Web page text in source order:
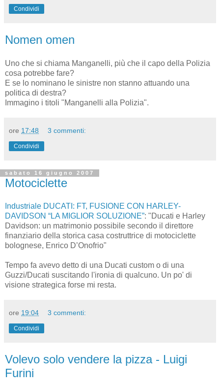
Condividi
Nomen omen
Uno che si chiama Manganelli, più che il capo della Polizia
cosa potrebbe fare?
E se lo nominano le sinistre non stanno attuando una
politica di destra?
Immagino i titoli "Manganelli alla Polizia".
ore 17:48 3 commenti:
Condividi
sabato 16 giugno 2007
Motociclette
Industriale DUCATI: FT, FUSIONE CON HARLEY-
DAVIDSON “LA MIGLIOR SOLUZIONE”: "Ducati e Harley
Davidson: un matrimonio possibile secondo il direttore
finanziario della storica casa costruttrice di motociclette
bolognese, Enrico D’Onofrio"
Tempo fa avevo detto di una Ducati custom o di una
Guzzi/Ducati suscitando l'ironia di qualcuno. Un po' di
visione strategica forse mi resta.
ore 19:04 3 commenti:
Condividi
Volevo solo vendere la pizza - Luigi
Furini